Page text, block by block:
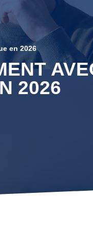
en 2026
2026